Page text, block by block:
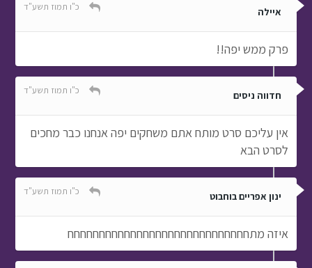
איילה כ"ו תמוז תשע"ד
פרק ממש יפה!!
חדווה ניסים כ"ו תמוז תשע"ד
אין עליכם סרט מותח אתם משחקים יפה אנחנו כבר מחכים
לסרט הבא
ינון אפריים בוחבוט כ"ו תמוז תשע"ד
איזה מתחחחחחחחחחחחחחחחחחחחחחחחחחחחחח